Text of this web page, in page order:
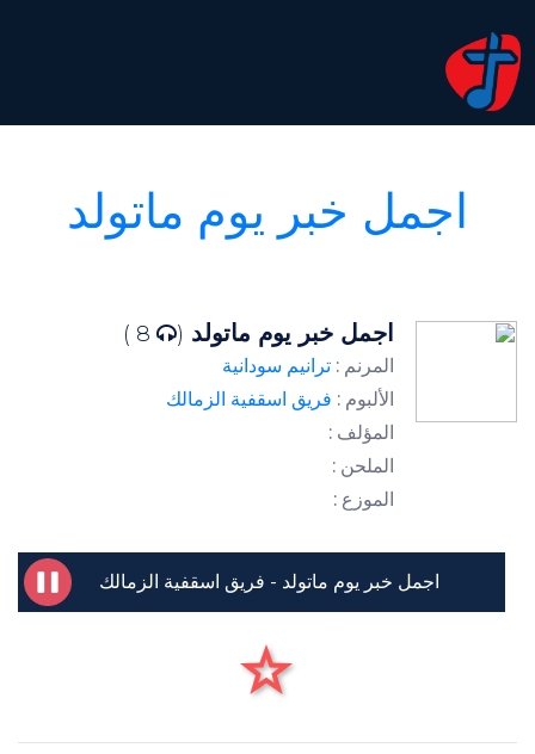
اجمل خبر يوم ماتولد
اجمل خبر يوم ماتولد (
المرنم : ترانيم سودانية
الألبوم : فريق اسقفية الزمالك
المؤلف :
الملحن :
الموزع :
اجمل خبر يوم ماتولد - فريق اسقفية الزمالك